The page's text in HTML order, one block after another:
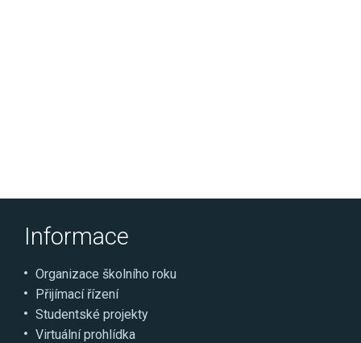
Informace
Organizace školního roku
Přijímací řízení
Studentské projekty
Virtuální prohlídka